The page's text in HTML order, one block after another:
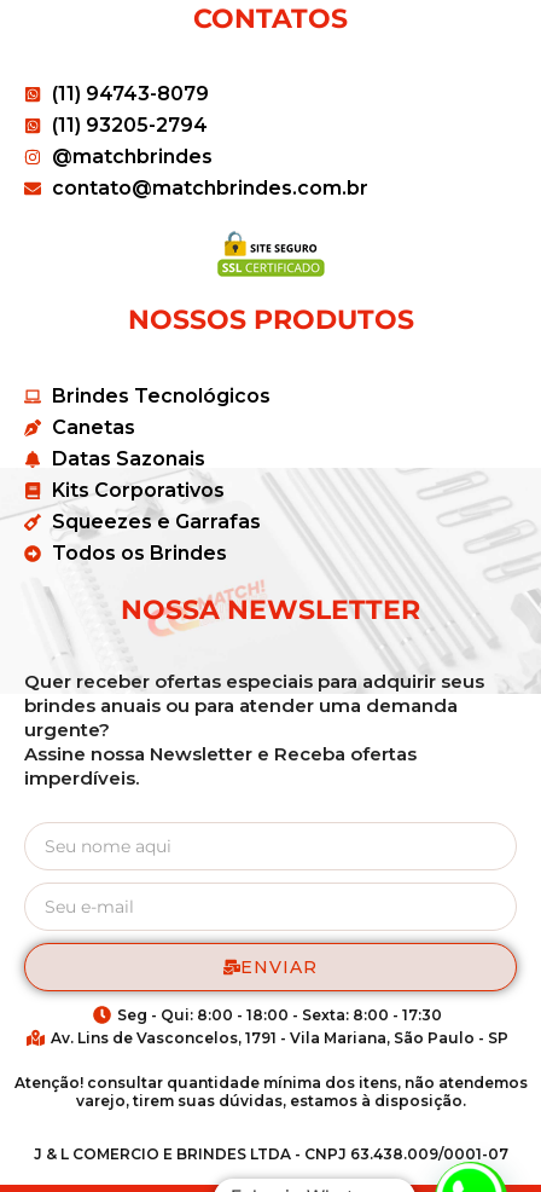
CONTATOS
(11) 94743-8079
(11) 93205-2794
@matchbrindes
contato@matchbrindes.com.br
NOSSOS PRODUTOS
Brindes Tecnológicos
Canetas
Datas Sazonais
Kits Corporativos
Squeezes e Garrafas
Todos os Brindes
NOSSA NEWSLETTER
Quer receber ofertas especiais para adquirir seus
brindes anuais ou para atender uma demanda
urgente?
Assine nossa Newsletter e Receba ofertas
imperdíveis.
ENVIAR
Seg - Qui: 8:00 - 18:00 - Sexta: 8:00 - 17:30
Av. Lins de Vasconcelos, 1791 - Vila Mariana, São Paulo - SP
Atenção! consultar quantidade mínima dos itens, não atendemos
varejo, tirem suas dúvidas, estamos à disposição.
J & L COMERCIO E BRINDES LTDA - CNPJ 63.438.009/0001-07